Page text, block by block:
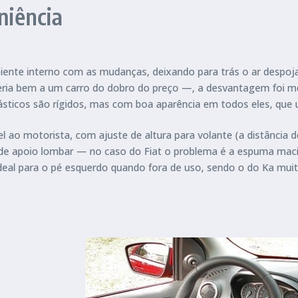
interno com as mudanças, deixando para trás o ar
bem a um carro do dobro do preço —, a desvantagem foi
são rígidos, mas com boa aparência em todos eles, que
ao motorista, com ajuste de altura para volante (a distância
apoio lombar — no caso do Fiat o problema é a espuma
para o pé esquerdo quando fora de uso, sendo o do Ka